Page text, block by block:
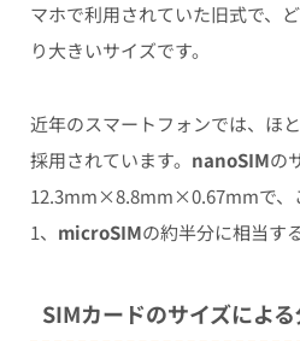
マホで利用されていた旧式で、
り大きいサイズです。
近年のスマートフォンでは、ほ
採用されています。 nanoSIMの
12.3mm×8.8mm×0.67mmで、
1、 microSIMの約半分に相当す
SIMカードのサイズによ